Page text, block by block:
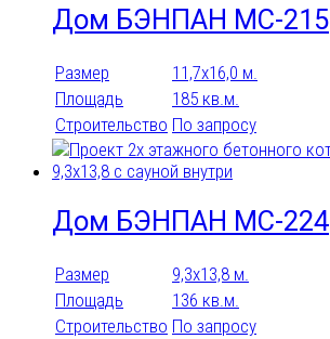
Дом БЭНПАН МС-215
Размер
11,7х16,0 м.
Площадь
185 кв.м.
Строительство По запросу
Дом БЭНПАН МС-224
Размер
9,3х13,8 м.
Площадь
136 кв.м.
Строительство По запросу